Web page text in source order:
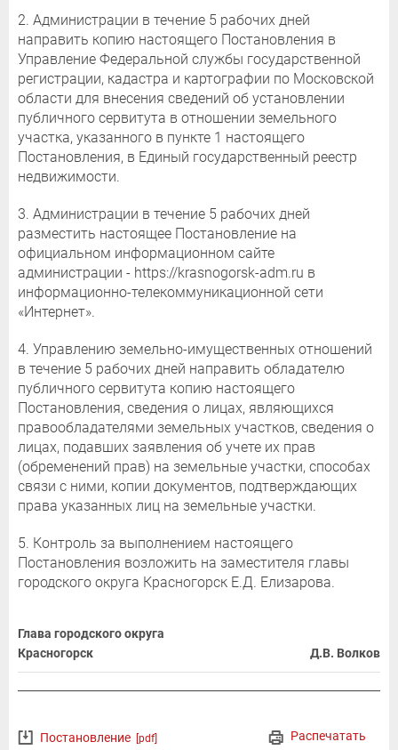
2. Администрации в течение 5 рабочих дней
направить копию настоящего Постановления в
Управление Федеральной службы государственной
регистрации, кадастра и картографии по Московской
области для внесения сведений об установлении
публичного сервитута в отношении земельного
участка, указанного в пункте 1 настоящего
Постановления, в Единый государственный реестр
недвижимости.
3. Администрации в течение 5 рабочих дней
разместить настоящее Постановление на
официальном информационном сайте
администрации - https://krasnogorsk-adm.ru в
информационно-телекоммуникационной сети
«Интернет».
4. Управлению земельно-имущественных отношений
в течение 5 рабочих дней направить обладателю
публичного сервитута копию настоящего
Постановления, сведения о лицах, являющихся
правообладателями земельных участков, сведения о
лицах, подавших заявления об учете их прав
(обременений прав) на земельные участки, способах
связи с ними, копии документов, подтверждающих
права указанных лиц на земельные участки.
5. Контроль за выполнением настоящего
Постановления возложить на заместителя главы
городского округа Красногорск Е.Д. Елизарова.
Глава городского округа
Красногорск
Д.В. Волков
Распечатать
Постановление [pdf]